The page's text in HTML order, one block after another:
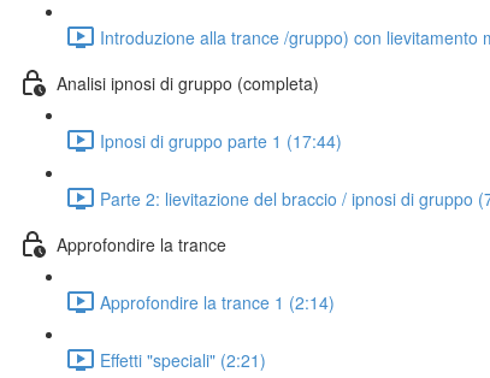
Introduzione alla trance /gruppo) con lievitamento
Analisi ipnosi di gruppo (completa)
Ipnosi di gruppo parte 1 (17:44)
Parte 2: lievitazione del braccio / ipnosi di gruppo
Approfondire la trance
Approfondire la trance 1 (2:14)
Effetti "speciali" (2:21)